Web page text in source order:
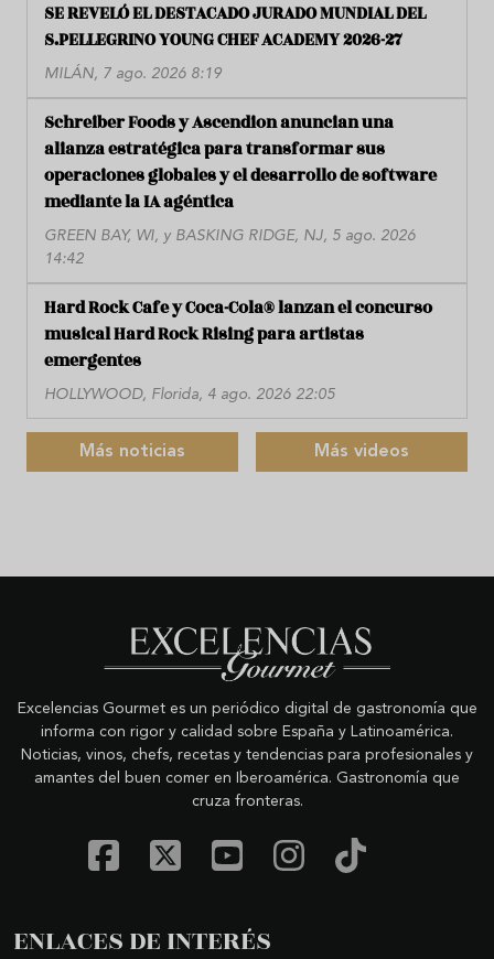
SE REVELÓ EL DESTACADO JURADO MUNDIAL DEL
S.PELLEGRINO YOUNG CHEF ACADEMY 2026-27
MILÁN, 7 ago. 2026 8:19
Schreiber Foods y Ascendion anuncian una
alianza estratégica para transformar sus
operaciones globales y el desarrollo de software
mediante la IA agéntica
GREEN BAY, WI, y BASKING RIDGE, NJ, 5 ago. 2026
14:42
Hard Rock Cafe y Coca-Cola® lanzan el concurso
musical Hard Rock Rising para artistas
emergentes
HOLLYWOOD, Florida, 4 ago. 2026 22:05
Más noticias Más videos
Excelencias Gourmet es un periódico digital de gastronomía que
informa con rigor y calidad sobre España y Latinoamérica.
Noticias, vinos, chefs, recetas y tendencias para profesionales y
amantes del buen comer en Iberoamérica. Gastronomía que
cruza fronteras.
ENLACES DE INTERÉS